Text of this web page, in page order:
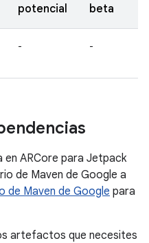
potencial
beta
- -
en ARCore para Jetpack
de Maven de Google a
de Maven de Google para
artefactos que necesites